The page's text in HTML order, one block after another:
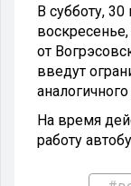
В субботу,
от
введут
аналогичного
На время
работу